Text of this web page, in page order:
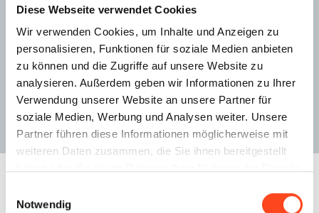
Diese Webseite verwendet Cookies
Wir verwenden Cookies, um Inhalte und Anzeigen zu
personalisieren, Funktionen für soziale Medien anbieten
zu können und die Zugriffe auf unsere Website zu
analysieren. Außerdem geben wir Informationen zu Ihrer
Verwendung unserer Website an unsere Partner für
soziale Medien, Werbung und Analysen weiter. Unsere
Partner führen diese Informationen möglicherweise mit
weiteren Daten zusammen, die Sie ihnen bereitgestellt
Notwendig
PREIS
279.000 €
ZIMMER
1 CA. 32.39 M
ALLE IMMOBILIEN